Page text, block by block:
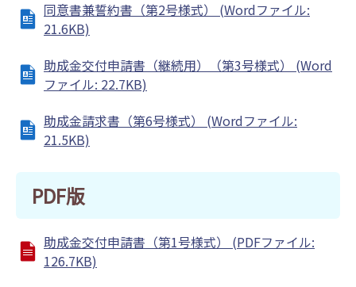
同意書兼誓約書（第2号様式） (Wordファイル:
21.6KB)
助成金交付申請書（継続用）（第3号様式） (Word
ファイル: 22.7KB)
助成金請求書（第6号様式） (Wordファイル:
21.5KB)
PDF版
助成金交付申請書（第1号様式） (PDFファイル:
126.7KB)